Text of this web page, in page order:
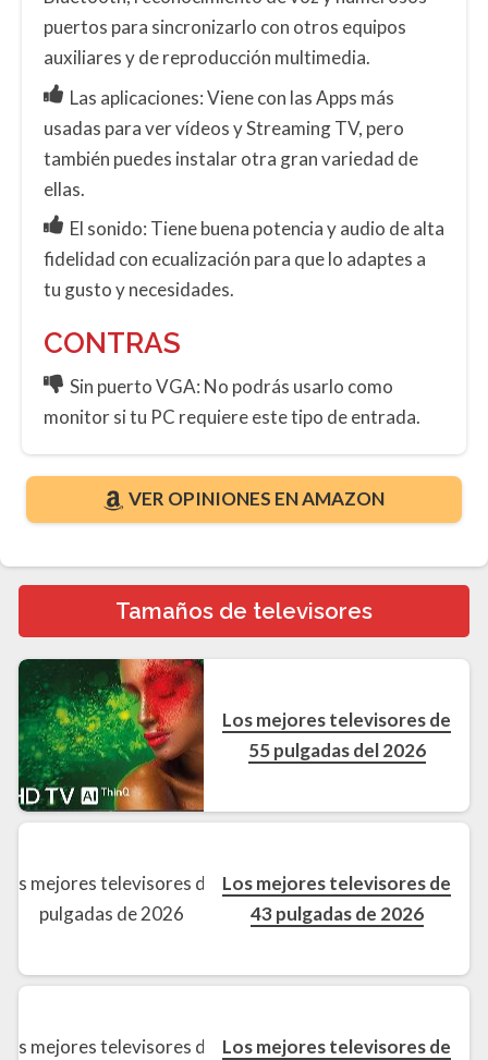
puertos para sincronizarlo con otros equipos
auxiliares y de reproducción multimedia.
Las aplicaciones: Viene con las Apps más
usadas para ver vídeos y Streaming TV, pero
también puedes instalar otra gran variedad de
ellas.
El sonido: Tiene buena potencia y audio de alta
fidelidad con ecualización para que lo adaptes a
tu gusto y necesidades.
CONTRAS
Sin puerto VGA: No podrás usarlo como
monitor si tu PC requiere este tipo de entrada.
VER OPINIONES EN AMAZON
Tamaños de televisores
Los mejores televisores de
55 pulgadas del 2026
Los mejores televisores de
43 pulgadas de 2026
Los mejores televisores de